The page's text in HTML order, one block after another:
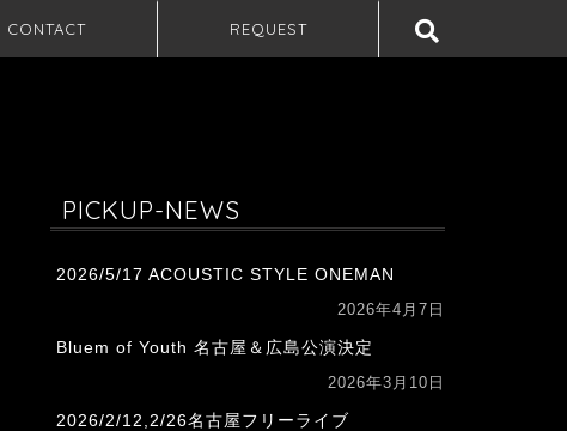
CONTACT REQUEST
PICKUP-NEWS
2026/5/17 ACOUSTIC STYLE ONEMAN
2026年4月7日
Bluem of Youth 名古屋＆広島公演決定
2026年3月10日
2026/2/12,2/26名古屋フリーライブ